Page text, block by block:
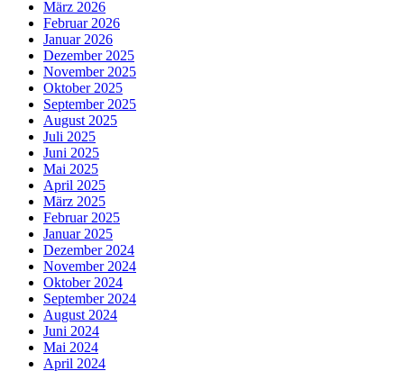
März 2026
Februar 2026
Januar 2026
Dezember 2025
November 2025
Oktober 2025
September 2025
August 2025
Juli 2025
Juni 2025
Mai 2025
April 2025
März 2025
Februar 2025
Januar 2025
Dezember 2024
November 2024
Oktober 2024
September 2024
August 2024
Juni 2024
Mai 2024
April 2024